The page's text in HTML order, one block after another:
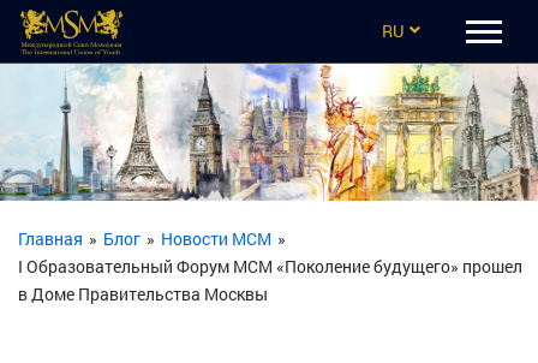
RU
EN
CZ
UA
TR
Главная » Блог » Новости МСМ »
I Образовательный Форум МСМ «Поколение будущего» прошел
в Доме Правительства Москвы